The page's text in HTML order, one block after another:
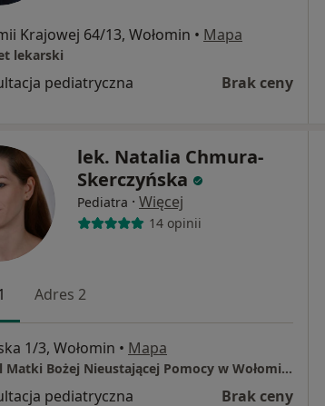
Krajowej 64/13, Wołomin • Mapa
lekarski
pediatryczna Brak ceny
lek. Natalia Chmura-
Skerczyńska
Pediatra · Więcej
14 opinii
Adres 2
1/3, Wołomin • Mapa
Szpital Matki Bożej Nieustającej Pomocy w Wołominie
pediatryczna Brak ceny